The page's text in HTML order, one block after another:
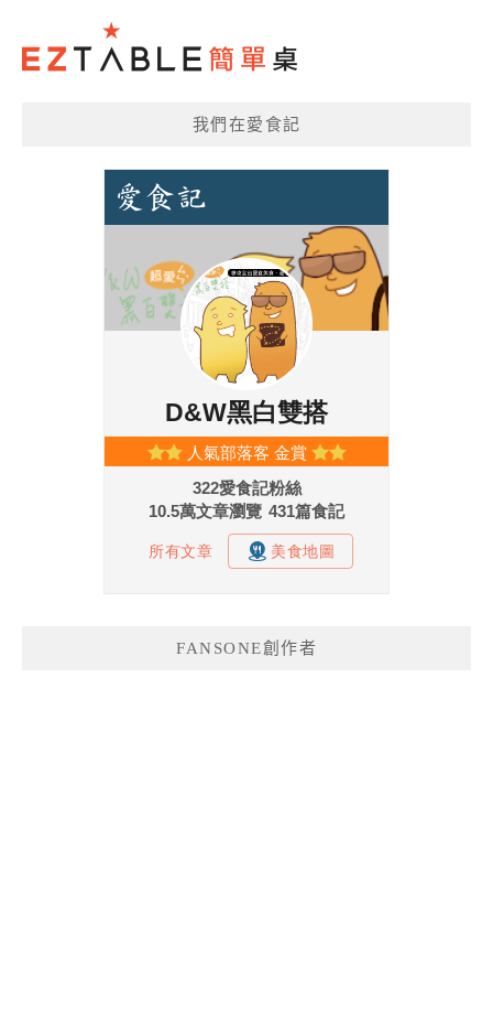
我們在愛食記
FANSONE創作者